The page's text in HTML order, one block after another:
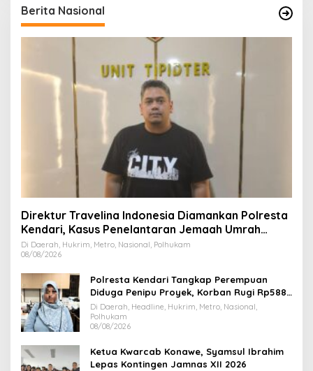
Berita Nasional
Direktur Travelina Indonesia Diamankan Polresta
Kendari, Kasus Penelantaran Jemaah Umrah
Masuk Babak Baru
Di Daerah, Hukrim, Metro, Nasional, Polhukam
08/08/2026
Polresta Kendari Tangkap Perempuan
Diduga Penipu Proyek, Korban Rugi Rp588,1
Juta
Di Daerah, Headline, Hukrim, Metro, Nasional,
Polhukam
08/08/2026
Ketua Kwarcab Konawe, Syamsul Ibrahim
Lepas Kontingen Jamnas XII 2026